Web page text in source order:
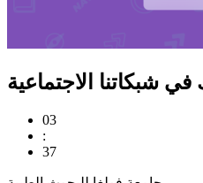
في شبكاتنا الاجتماعية
03
:
37